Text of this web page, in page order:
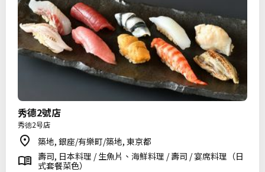
秀德2號店
秀徳2号店
築地, 銀座/有樂町/築地, 東京都
壽司, 日本料理 / 生魚片、海鮮料理 / 壽司 / 宴席料理（日
式套餐菜色）